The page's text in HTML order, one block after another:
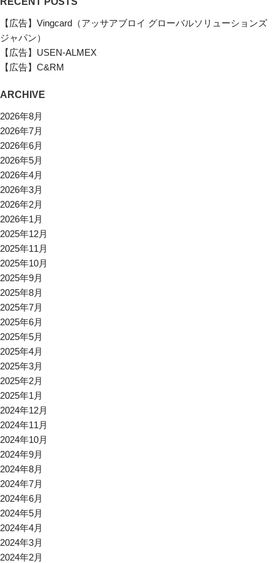
【広告】Vingcard（アッサアブロイ グローバルソリューションズ
ジャパン）
【広告】USEN-ALMEX
【広告】C&RM
ARCHIVE
2026年8月
2026年7月
2026年6月
2026年5月
2026年4月
2026年3月
2026年2月
2026年1月
2025年12月
2025年11月
2025年10月
2025年9月
2025年8月
2025年7月
2025年6月
2025年5月
2025年4月
2025年3月
2025年2月
2025年1月
2024年12月
2024年11月
2024年10月
2024年9月
2024年8月
2024年7月
2024年6月
2024年5月
2024年4月
2024年3月
2024年2月